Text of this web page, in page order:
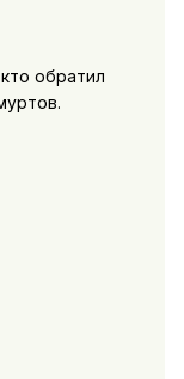
обратил